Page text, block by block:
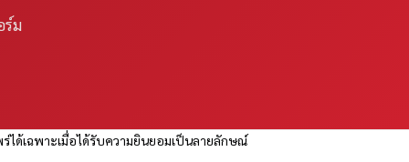
ร์ม
ได้เฉพาะเมื่อได้รับความยินยอมเป็นลายลักษณ์